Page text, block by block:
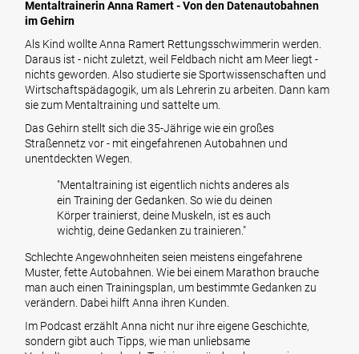
Mentaltrainerin Anna Ramert - Von den Datenautobahnen
im Gehirn
Als Kind wollte Anna Ramert Rettungsschwimmerin werden.
Daraus ist - nicht zuletzt, weil Feldbach nicht am Meer liegt -
nichts geworden. Also studierte sie Sportwissenschaften und
Wirtschaftspädagogik, um als Lehrerin zu arbeiten. Dann kam
sie zum Mentaltraining und sattelte um.
Das Gehirn stellt sich die 35-Jährige wie ein großes
Straßennetz vor - mit eingefahrenen Autobahnen und
unentdeckten Wegen.
"Mentaltraining ist eigentlich nichts anderes als
ein Training der Gedanken. So wie du deinen
Körper trainierst, deine Muskeln, ist es auch
wichtig, deine Gedanken zu trainieren."
Schlechte Angewohnheiten seien meistens eingefahrene
Muster, fette Autobahnen. Wie bei einem Marathon brauche
man auch einen Trainingsplan, um bestimmte Gedanken zu
verändern. Dabei hilft Anna ihren Kunden.
Im Podcast erzählt Anna nicht nur ihre eigene Geschichte,
sondern gibt auch Tipps, wie man unliebsame